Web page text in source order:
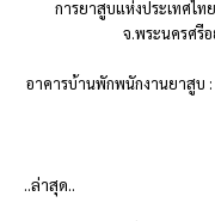
การยาสูบแห่งประเทศไท
จ.พระนครศรี
อาคารบ้านพักพนักงานยาสูบ
..ล่าสุด..